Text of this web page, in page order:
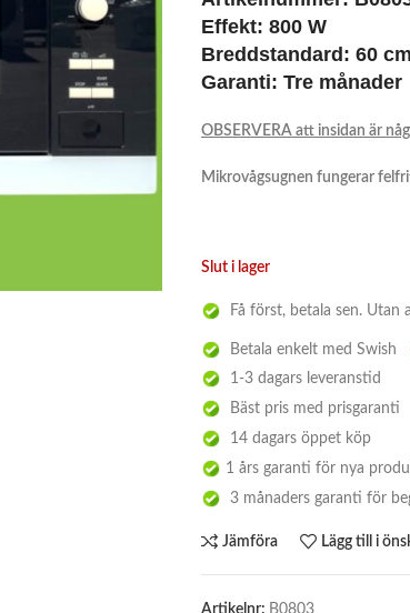
Effekt: 800 W
Breddstandard: 60 cm
Garanti: Tre månader
OBSERVERA att insidan är
Mikrovågsugnen fungerar
Slut i lager
Få först, betala sen. Utan
Betala enkelt med Swish
1-3 dagars leveranstid
Bäst pris med prisgaranti
14 dagars öppet köp
1 års garanti för nya
3 månaders garanti för
Jämföra Lägg till i
Artikelnr: B0803